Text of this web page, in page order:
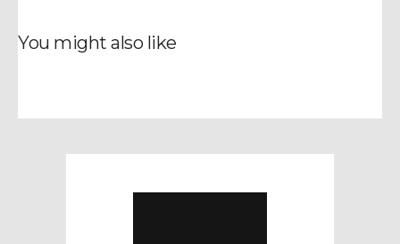
You might also like